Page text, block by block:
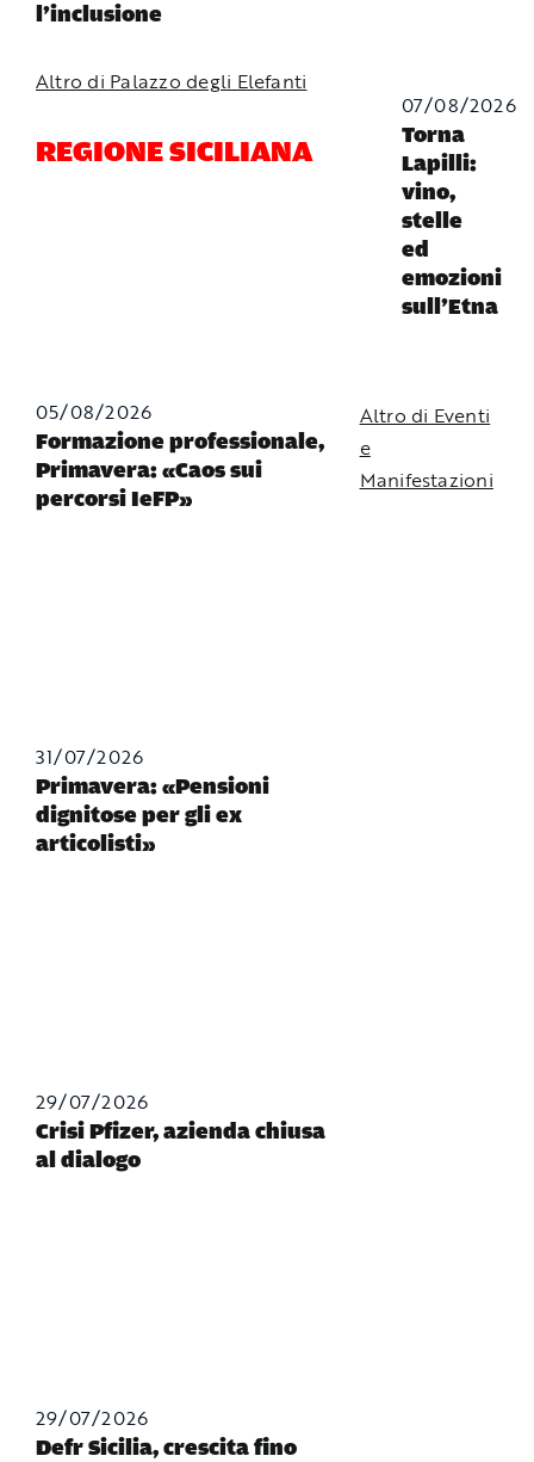
l’inclusione
Altro di Palazzo degli Elefanti
REGIONE SICILIANA
05/08/2026
Formazione professionale,
Primavera: «Caos sui
percorsi IeFP»
31/07/2026
Primavera: «Pensioni
dignitose per gli ex
articolisti»
29/07/2026
Crisi Pfizer, azienda chiusa
al dialogo
29/07/2026
Defr Sicilia, crescita fino
07/08/2026
Torna
Lapilli:
vino,
stelle
ed
emozioni
sull’Etna
Altro di Eventi
e
Manifestazioni